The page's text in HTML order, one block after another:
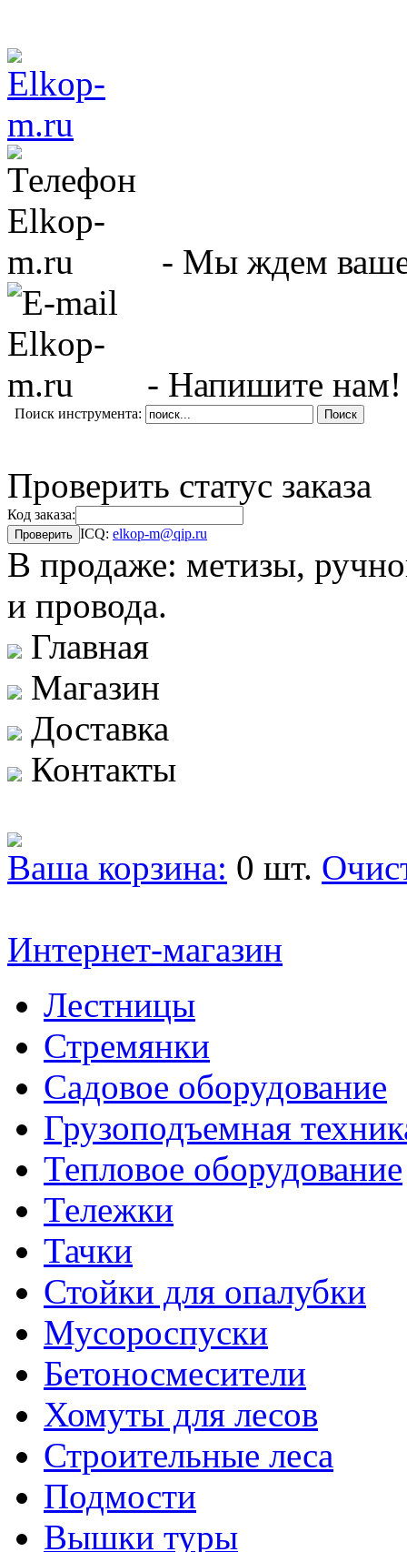
- Мы ждем
- Напишите нам!
Поиск инструмента:
Проверить статус заказа
Код заказа:
ICQ: elkop-m@qip.ru
В продаже: метизы,
и провода.
Главная
Магазин
Доставка
Контакты
Ваша корзина: 0 шт.
Интернет-магазин
Лестницы
Стремянки
Садовое оборудование
Грузоподъемная
Тепловое оборудование
Тележки
Тачки
Стойки для опалубки
Мусороспуски
Бетоносмесители
Хомуты для лесов
Строительные леса
Подмости
Вышки туры